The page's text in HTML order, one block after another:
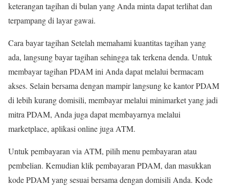
keterangan tagihan di bulan yang Anda minta dapat terlihat dan
terpampang di layar gawai.
Cara bayar tagihan Setelah memahami kuantitas tagihan yang
ada, langsung bayar tagihan sehingga tak terkena denda. Untuk
membayar tagihan PDAM ini Anda dapat melalui bermacam
akses. Selain bersama dengan mampir langsung ke kantor PDAM
di lebih kurang domisili, membayar melalui minimarket yang jadi
mitra PDAM, Anda juga dapat membayarnya melalui
marketplace, aplikasi online juga ATM.
Untuk pembayaran via ATM, pilih menu pembayaran atau
pembelian. Kemudian klik pembayaran PDAM, dan masukkan
kode PDAM yang sesuai bersama dengan domisili Anda. Kode